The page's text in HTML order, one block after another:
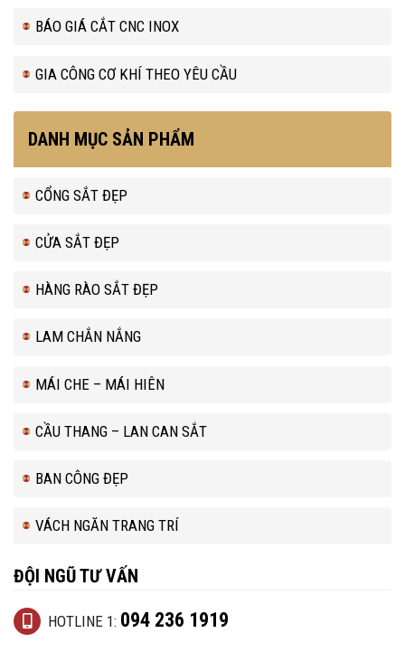
BÁO GIÁ CẮT CNC INOX
GIA CÔNG CƠ KHÍ THEO YÊU CẦU
DANH MỤC SẢN PHẨM
CỔNG SẮT ĐẸP
CỬA SẮT ĐẸP
HÀNG RÀO SẮT ĐẸP
LAM CHẮN NẮNG
MÁI CHE – MÁI HIÊN
CẦU THANG – LAN CAN SẮT
BAN CÔNG ĐẸP
VÁCH NGĂN TRANG TRÍ
ĐỘI NGŨ TƯ VẤN
HOTLINE 1: 094 236 1919